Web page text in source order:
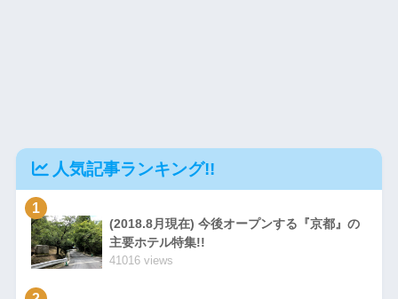
人気記事ランキング!!
1
(2018.8月現在) 今後オープンする『京都』の
主要ホテル特集!!
41016 views